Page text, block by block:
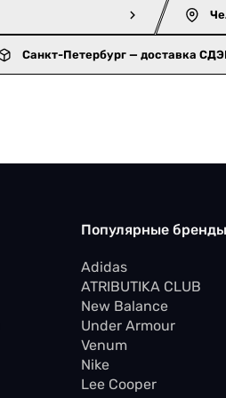
Санкт-Петербург — доставка
Популярные бренды
Adidas
ATRIBUTIKA CLUB
New Balance
Under Armour
Venum
Nike
Lee Cooper